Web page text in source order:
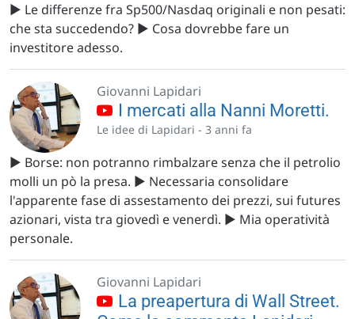
▶️ Le differenze fra Sp500/Nasdaq originali e non pesati:
che sta succedendo? ▶️ Cosa dovrebbe fare un
investitore adesso.
Giovanni Lapidari
I mercati alla Nanni Moretti.
Le idee di Lapidari - 3 anni fa
▶️ Borse: non potranno rimbalzare senza che il petrolio
molli un pò la presa. ▶️ Necessaria consolidare
l'apparente fase di assestamento dei prezzi, sui futures
azionari, vista tra giovedì e venerdì. ▶️ Mia operatività
personale.
Giovanni Lapidari
La preapertura di Wall Street.